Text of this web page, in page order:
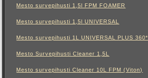
Mesto survepihusti 1,5l FPM FOAMER
Mesto survepihusti 1,5l UNIVERSAL
Mesto survepihusti 1L UNIVERSAL PLUS 360*
Mesto Survepihusti Cleaner 1,5L
Mesto survepihusti Cleaner 10L FPM (Viton)